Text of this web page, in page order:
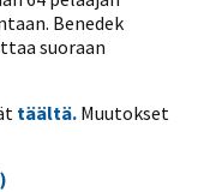
Benedek
suoraan
täältä. Muutokset